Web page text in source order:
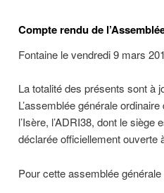
Compte rendu de
Fontaine le vendredi 9 mars
La totalité des présents sont à
L’assemblée générale
l’Isère, l’ADRI38, dont le
déclarée officiellement ouverte
Pour cette assemblée générale